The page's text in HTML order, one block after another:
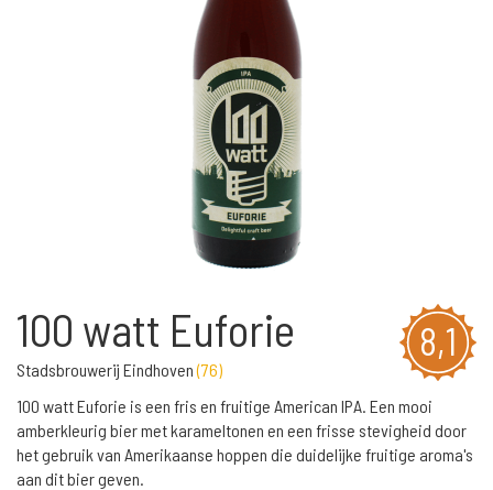
8,1
100 watt Euforie
Stadsbrouwerij Eindhoven(76)
100 watt Euforie is een fris en fruitige American IPA. Een mooi
amberkleurig bier met karameltonen en een frisse stevigheid door
het gebruik van Amerikaanse hoppen die duidelijke fruitige aroma's
aan dit bier geven.